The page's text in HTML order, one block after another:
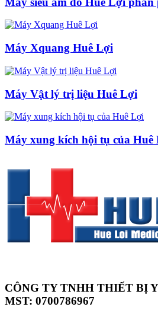
Máy Xquang Huê Lợi
Máy Vật lý trị liệu Huê Lợi
Máy xung kích hội tụ của Huê
CÔNG TY TNHH THIẾT BỊ
MST: 0700786967